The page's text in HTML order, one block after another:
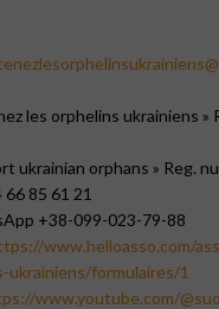
les orphelins ukrainiens »
ukrainian orphans » Reg.
85 61 21
+38-099-023-79-88
www.helloasso.com/
ukrainiens/formulaires/1
www.youtube.com/